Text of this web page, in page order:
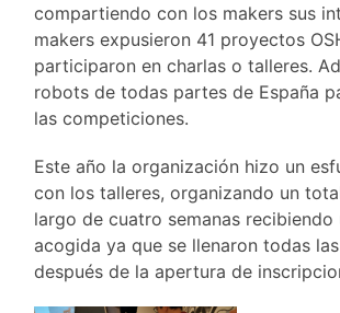
compartiendo con los makers sus
makers expusieron 41 proyectos
participaron en charlas o talleres.
robots de todas partes de España
las competiciones.
Este año la organización hizo un
con los talleres, organizando un
largo de cuatro semanas recibiendo
acogida ya que se llenaron todas
después de la apertura de